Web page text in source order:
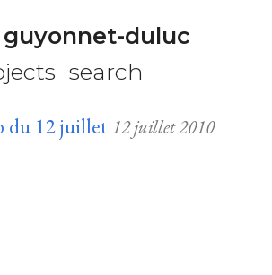
duluc
search
du 12 juillet 12 juillet 2010